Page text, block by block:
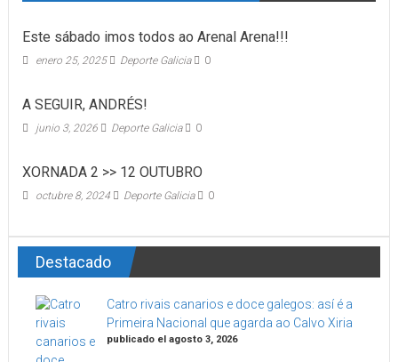
Este sábado imos todos ao Arenal Arena!!!
enero 25, 2025 Deporte Galicia 0
A SEGUIR, ANDRÉS!
junio 3, 2026 Deporte Galicia 0
XORNADA 2 >> 12 OUTUBRO
octubre 8, 2024 Deporte Galicia 0
Destacado
Catro rivais canarios e doce galegos: así é a
Primeira Nacional que agarda ao Calvo Xiria
publicado el agosto 3, 2026